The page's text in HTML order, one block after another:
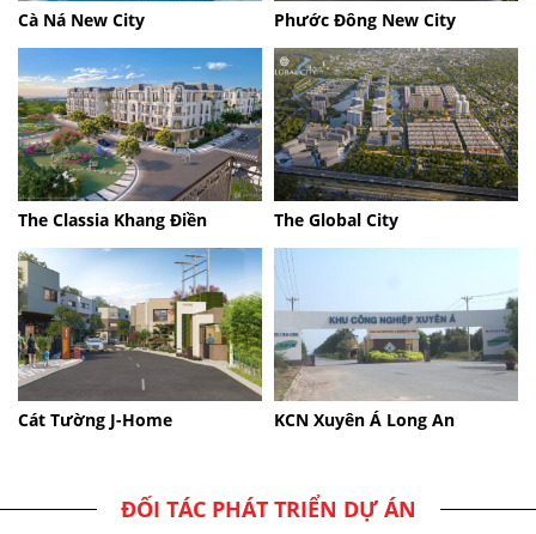
Cà Ná New City Phước Đông New City
The Classia Khang Điền The Global City
Cát Tường J-Home KCN Xuyên Á Long An
ĐỐI TÁC PHÁT TRIỂN DỰ ÁN